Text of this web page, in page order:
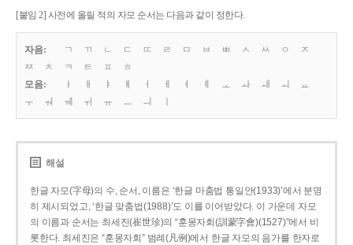
[붙임 2] 사전에 올릴 적의 자모 순서는 다음과 같이 정한다.
자음: ㄱ ㄲ ㄴ ㄷ ㄸ ㄹ ㅁ ㅂ ㅃ ㅅ ㅆ ㅇ
ㅈ
ㅉ
ㅊ ㅋ ㅌ ㅍ
ㅎ
모음:
ㅏ ㅐ ㅑ ㅒ ㅓ ㅔ ㅕ ㅖ ㅗ ㅘ ㅙ ㅚ
ㅛ
ㅜ
ㅝ ㅞ ㅟ ㅠ ㅡ ㅢ
해설
한글 자모(字母)의 수, 순서, 이름은 ‘한글 마춤법 통일안(1933)’에서 분명
히 제시되었고, ‘한글 맞춤법(1988)’도 이를 이어받았다. 이 가운데 자모
의 이름과 순서는 최세진(崔世珍)의 “훈몽자회(訓蒙字會)(1527)”에서 비
롯한다. 최세진은 “훈몽자회” 범례(凡例)에서 한글 자모의 음가를 한자로